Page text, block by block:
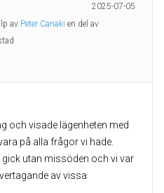
2025-07-05
av Peter Canaki en del av
och visade lägenheten med
på alla frågor vi hade.
utan missöden och vi var
av vissa